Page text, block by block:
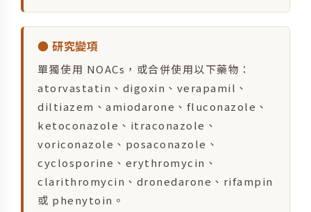
● 研究變項
單獨使用 NOACs，或合併使用以下藥物：
atorvastatin、digoxin、verapamil、
diltiazem、amiodarone、fluconazole、
ketoconazole、itraconazole、
voriconazole、posaconazole、
cyclosporine、erythromycin、
clarithromycin、dronedarone、rifampin
或 phenytoin。